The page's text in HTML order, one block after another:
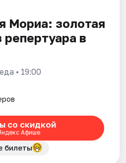
Мориа: золотая
репертуара в
• 19:00
со скидкой
Афише
билеты